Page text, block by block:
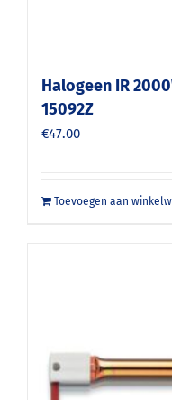
Halogeen IR
15092Z
€47.00
Toevoegen aan